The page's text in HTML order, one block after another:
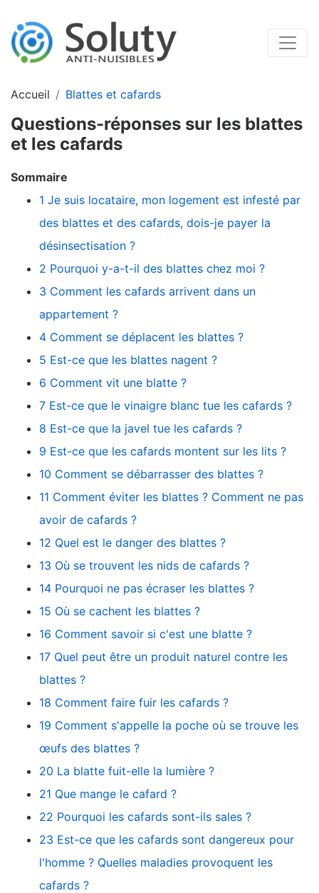
Accueil Blattes et cafards
Questions-réponses sur les blattes
et les cafards
Sommaire
1 Je suis locataire, mon logement est infesté par
des blattes et des cafards, dois-je payer la
désinsectisation ?
2 Pourquoi y-a-t-il des blattes chez moi ?
3 Comment les cafards arrivent dans un
appartement ?
4 Comment se déplacent les blattes ?
5 Est-ce que les blattes nagent ?
6 Comment vit une blatte ?
7 Est-ce que le vinaigre blanc tue les cafards ?
8 Est-ce que la javel tue les cafards ?
9 Est-ce que les cafards montent sur les lits ?
10 Comment se débarrasser des blattes ?
11 Comment éviter les blattes ? Comment ne pas
avoir de cafards ?
12 Quel est le danger des blattes ?
13 Où se trouvent les nids de cafards ?
14 Pourquoi ne pas écraser les blattes ?
15 Où se cachent les blattes ?
16 Comment savoir si c'est une blatte ?
17 Quel peut être un produit naturel contre les
blattes ?
18 Comment faire fuir les cafards ?
19 Comment s'appelle la poche où se trouve les
œufs des blattes ?
20 La blatte fuit-elle la lumière ?
21 Que mange le cafard ?
22 Pourquoi les cafards sont-ils sales ?
23 Est-ce que les cafards sont dangereux pour
l'homme ? Quelles maladies provoquent les
cafards ?